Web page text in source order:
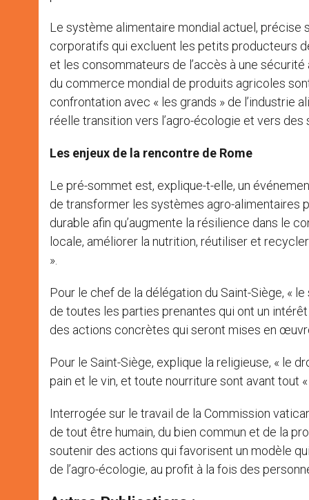
Le système alimentaire mondial actuel,
corporatifs qui excluent les petits producteurs
et les consommateurs de l’accès à une
du commerce mondial de produits agricoles
confrontation avec « les grands » de l’industrie
réelle transition vers l’agro-écologie et vers
Les enjeux de la rencontre de Rome
Le pré-sommet est, explique-t-elle, un
de transformer les systèmes agro-alimentaires
durable afin qu’augmente la résilience dans le
locale, améliorer la nutrition, réutiliser et
».
Pour le chef de la délégation du Saint-Siège, «
de toutes les parties prenantes qui ont un
des actions concrètes qui seront mises en
Pour le Saint-Siège, explique la religieuse, « le
pain et le vin, et toute nourriture sont avant tout
Interrogée sur le travail de la Commission
de tout être humain, du bien commun et de la
soutenir des actions qui favorisent un modèle
de l’agro-écologie, au profit à la fois des